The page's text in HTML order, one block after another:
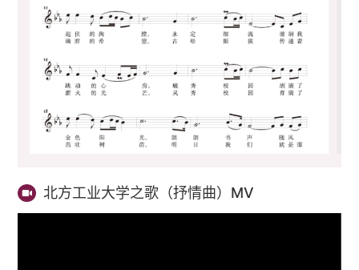
北方工业大学之歌（抒情曲）MV